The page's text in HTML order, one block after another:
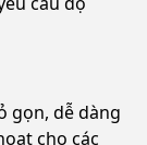
gọn, dễ dàng
cho các